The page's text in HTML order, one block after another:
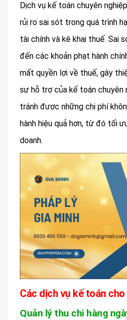
Dịch vụ kế toán chuyên
rủi ro sai sót trong quá trình
tài chính và kê khai thuế. Sai
đến các khoản phạt hành
mất quyền lợi về thuế, gây
sự hỗ trợ của kế toán chuyên
tránh được những chi phí
hành hiệu quả hơn, từ đó tối
doanh.
Các dịch vụ kế toán cho
Quản lý thu chi hàng